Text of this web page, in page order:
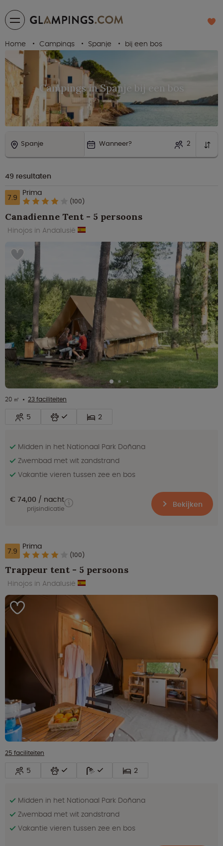
Home Campings Spanje bij een bos
Campings in Spanje bij een bos
Spanje Wanneer? 2
49 resultaten
7.9 Prima
(100)
Canadienne Tent - 5 persoons
Hinojos in Andalusië
20 ㎡ 23 faciliteiten
5 2
Midden in het Nationaal Park Doñana
Zwembad met wit zandstrand
Vakantie vieren tussen zee en bos
€ 74,00 nacht
prijsindicatie Bekijken
7.9 Prima
(100)
Trappeur tent - 5 persoons
Hinojos in Andalusië
25 faciliteiten
5 2
Midden in het Nationaal Park Doñana
Zwembad met wit zandstrand
Vakantie vieren tussen zee en bos